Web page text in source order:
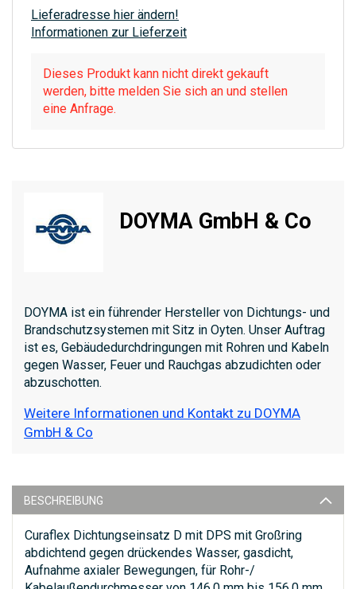
Lieferadresse hier ändern!
Informationen zur Lieferzeit
Dieses Produkt kann nicht direkt gekauft
werden, bitte melden Sie sich an und stellen
eine Anfrage.
DOYMA GmbH & Co
DOYMA ist ein führender Hersteller von Dichtungs- und
Brandschutzsystemen mit Sitz in Oyten. Unser Auftrag
ist es, Gebäudedurchdringungen mit Rohren und Kabeln
gegen Wasser, Feuer und Rauchgas abzudichten oder
abzuschotten.
Weitere Informationen und Kontakt zu DOYMA
GmbH & Co
BESCHREIBUNG
Curaflex Dichtungseinsatz D mit DPS mit Großring
abdichtend gegen drückendes Wasser, gasdicht,
Aufnahme axialer Bewegungen, für Rohr-/